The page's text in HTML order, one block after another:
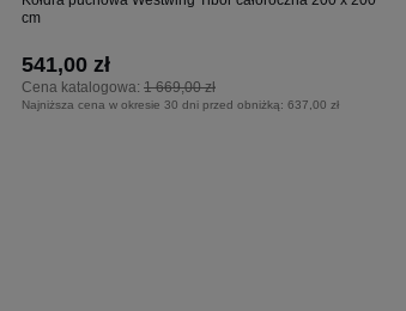
cm
Cena katalogowa: 1 669,00 zł
541,00 zł
Najniższa cena w okresie 30 dni przed obniżką: 637,00 zł